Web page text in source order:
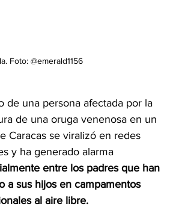
Foto: @emerald1156
de una persona afectada por la
de una oruga venenosa en un
Caracas se viralizó en redes
y ha generado alarma
entre los padres que han
a sus hijos en campamentos
al aire libre.